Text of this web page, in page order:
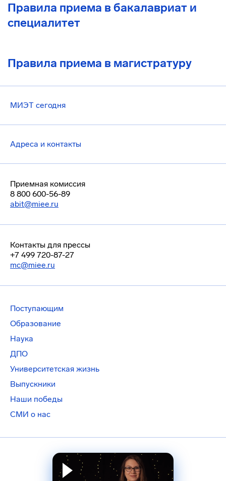
Правила приема в бакалавриат и
специалитет
Правила приема в магистратуру
МИЭТ сегодня
Адреса и контакты
Приемная комиссия
8 800 600-56-89
abit@miee.ru
Контакты для прессы
+7 499 720-87-27
mc@miee.ru
Поступающим
Образование
Наука
ДПО
Университетская жизнь
Выпускники
Наши победы
СМИ о нас